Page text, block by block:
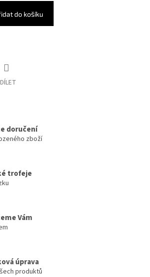
do košíku
doručení
zboží
trofeje
Vám
úprava
produktů